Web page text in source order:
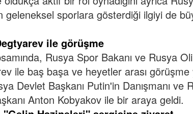
geleneksel sporlara gösterdiği ilgiyi de
ile görüşme
Rusya Spor Bakanı ve Rusya
ile baş başa ve heyetler arası görüşme
Devlet Başkanı Putin'in Danışmanı ve
Anton Kobyakov ile bir araya geldi.